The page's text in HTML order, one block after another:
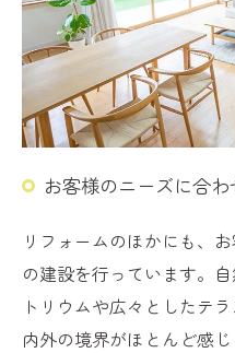
お客様のニーズに合
リフォームのほかにも、
の建設を行っています。
トリウムや広々としたテ
内外の境界がほとんど感